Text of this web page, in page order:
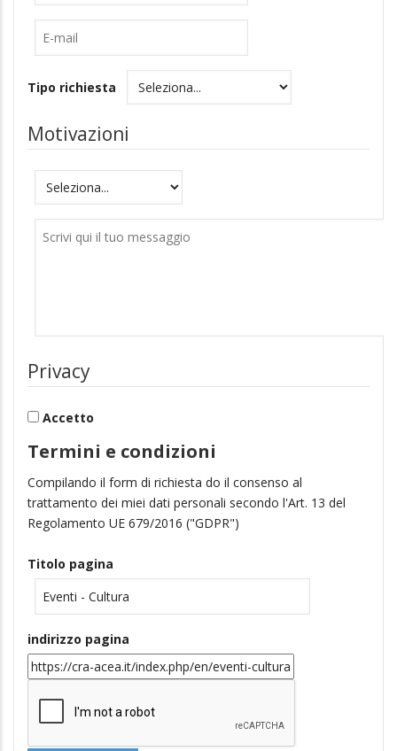
Tipo richiesta
Motivazioni
Motivazioni
Messaggio
Privacy
Accetto
Termini e condizioni
Compilando il form di richiesta do il consenso al
trattamento dei miei dati personali secondo l'Art. 13 del
Regolamento UE 679/2016 ("GDPR")
Titolo pagina
indirizzo pagina